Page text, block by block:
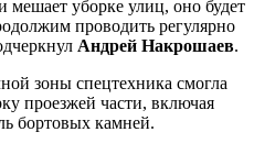
мешает уборке улиц, оно будет
проводить регулярно
Андрей Накрошаев.
зоны спецтехника смогла
проезжей части, включая
бортовых камней.